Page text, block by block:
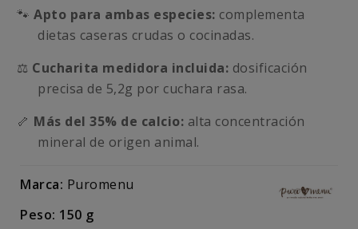
🐾 Apto para ambas especies: complementa
dietas caseras crudas o cocinadas.
⚖️ Cucharita medidora incluida: dosificación
precisa de 5,2g por cuchara rasa.
🦴 Más del 35% de calcio: alta concentración
mineral de origen animal.
Marca: Puromenu
Peso: 150 g